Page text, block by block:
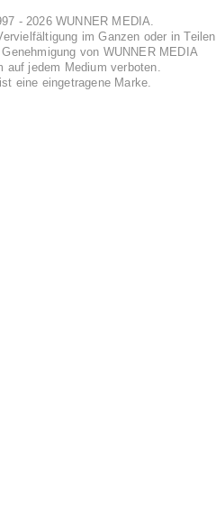
- 2026 WUNNER MEDIA.
im Ganzen oder in Teilen
von WUNNER MEDIA
auf jedem Medium verboten.
eine eingetragene Marke.